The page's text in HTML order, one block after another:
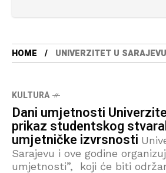
HOME UNIVERZITET U SARAJEVU
KULTURA
Dani umjetnosti
prikaz studentskog
umjetničke izvrsnosti
Sarajevu i ove godine
umjetnosti”, koji će biti